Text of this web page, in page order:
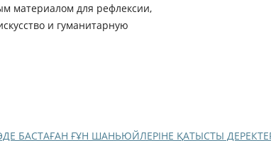
материалом для рефлексии,
и гуманитарную
БАСТАҒАН ҒҰН ШАНЬЮЙЛЕРІНЕ ҚАТЫСТЫ